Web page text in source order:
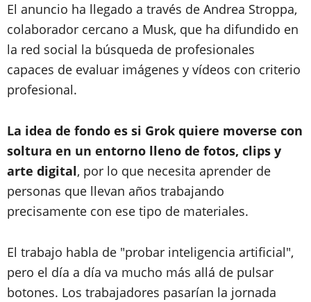
El anuncio ha llegado a través de Andrea Stroppa,
colaborador cercano a Musk, que ha difundido en
la red social la búsqueda de profesionales
capaces de evaluar imágenes y vídeos con criterio
profesional.
La idea de fondo es si Grok quiere moverse con
soltura en un entorno lleno de fotos, clips y
arte digital, por lo que necesita aprender de
personas que llevan años trabajando
precisamente con ese tipo de materiales.
El trabajo habla de "probar inteligencia artificial",
pero el día a día va mucho más allá de pulsar
botones. Los trabajadores pasarían la jornada